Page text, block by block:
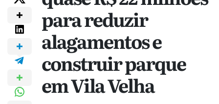
para reduzir
alagamentos e
construir parque
em Vila Velha